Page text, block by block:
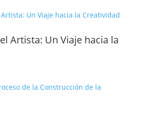
Artista: Un Viaje hacia la